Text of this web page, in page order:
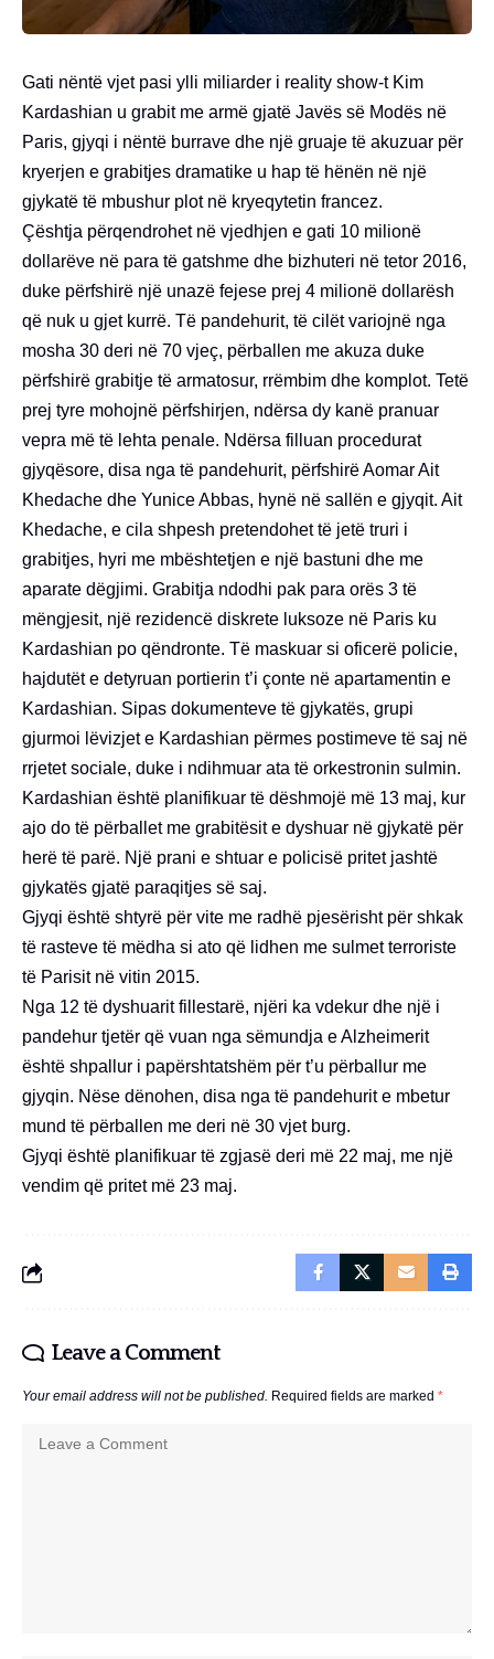
Gati nëntë vjet pasi ylli miliarder i reality show-t Kim
Kardashian u grabit me armë gjatë Javës së Modës në
Paris, gjyqi i nëntë burrave dhe një gruaje të akuzuar për
kryerjen e grabitjes dramatike u hap të hënën në një
gjykatë të mbushur plot në kryeqytetin francez.
Çështja përqendrohet në vjedhjen e gati 10 milionë
dollarëve në para të gatshme dhe bizhuteri në tetor 2016,
duke përfshirë një unazë fejese prej 4 milionë dollarësh
që nuk u gjet kurrë. Të pandehurit, të cilët variojnë nga
mosha 30 deri në 70 vjeç, përballen me akuza duke
përfshirë grabitje të armatosur, rrëmbim dhe komplot. Tetë
prej tyre mohojnë përfshirjen, ndërsa dy kanë pranuar
vepra më të lehta penale. Ndërsa filluan procedurat
gjyqësore, disa nga të pandehurit, përfshirë Aomar Ait
Khedache dhe Yunice Abbas, hynë në sallën e gjyqit. Ait
Khedache, e cila shpesh pretendohet të jetë truri i
grabitjes, hyri me mbështetjen e një bastuni dhe me
aparate dëgjimi. Grabitja ndodhi pak para orës 3 të
mëngjesit, një rezidencë diskrete luksoze në Paris ku
Kardashian po qëndronte. Të maskuar si oficerë policie,
hajdutët e detyruan portierin t’i çonte në apartamentin e
Kardashian. Sipas dokumenteve të gjykatës, grupi
gjurmoi lëvizjet e Kardashian përmes postimeve të saj në
rrjetet sociale, duke i ndihmuar ata të orkestronin sulmin.
Kardashian është planifikuar të dëshmojë më 13 maj, kur
ajo do të përballet me grabitësit e dyshuar në gjykatë për
herë të parë. Një prani e shtuar e policisë pritet jashtë
gjykatës gjatë paraqitjes së saj.
Gjyqi është shtyrë për vite me radhë pjesërisht për shkak
të rasteve të mëdha si ato që lidhen me sulmet terroriste
të Parisit në vitin 2015.
Nga 12 të dyshuarit fillestarë, njëri ka vdekur dhe një i
pandehur tjetër që vuan nga sëmundja e Alzheimerit
është shpallur i papërshtatshëm për t’u përballur me
gjyqin. Nëse dënohen, disa nga të pandehurit e mbetur
mund të përballen me deri në 30 vjet burg.
Gjyqi është planifikuar të zgjasë deri më 22 maj, me një
vendim që pritet më 23 maj.
Leave a Comment
Your email address will not be published. Required fields are marked *